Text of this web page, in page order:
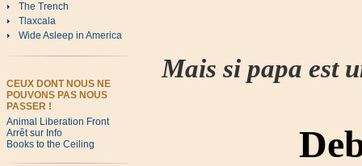
The Trench
Tlaxcala
Wide Asleep in America
CEUX DONT NOUS NE
POUVONS PAS NOUS
PASSER !
Animal Liberation Front
Arrêt sur Info
Books to the Ceiling
Mais si papa est